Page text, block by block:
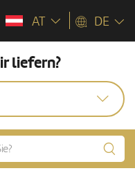
AT DE
liefern?